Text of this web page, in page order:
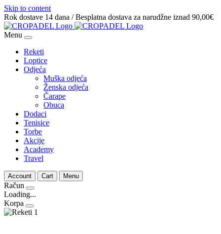
Skip to content
Rok dostave 14 dana / Besplatna dostava za narudžne iznad 90,00€
Menu
Reketi
Loptice
Odjeća
Muška odjeća
Ženska odjeća
Čarape
Obuca
Dodaci
Tenisice
Torbe
Akcije
Academy
Travel
Account Cart Menu
Račun
Loading...
Korpa